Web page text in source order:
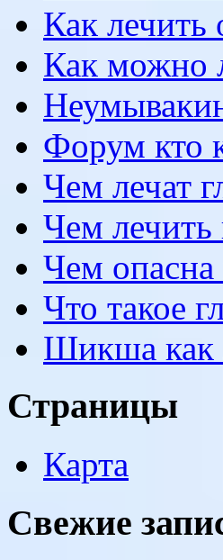
Как лечить
Как можно
Форум кто
Чем лечат
Чем лечить
Чем опасна
Что такое
Шикша как
Страницы
Карта
Свежие